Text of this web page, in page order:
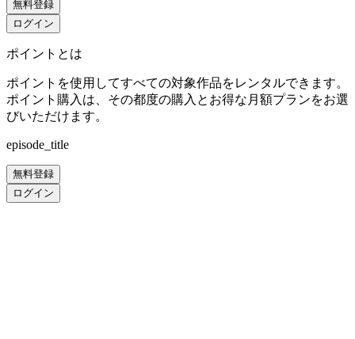
無料登録
ログイン
ポイントとは
ポイントを使用してすべての対象作品をレンタルできます。
ポイント購入は、その都度の購入とお得な月額プランをお選
びいただけます。
episode_title
無料登録
ログイン